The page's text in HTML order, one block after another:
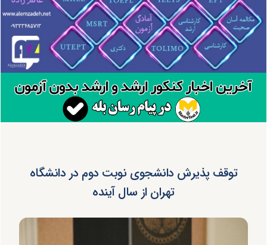
توقف پذیرش دانشجوی نوبت دوم در دانشگاه
تهران از سال آینده